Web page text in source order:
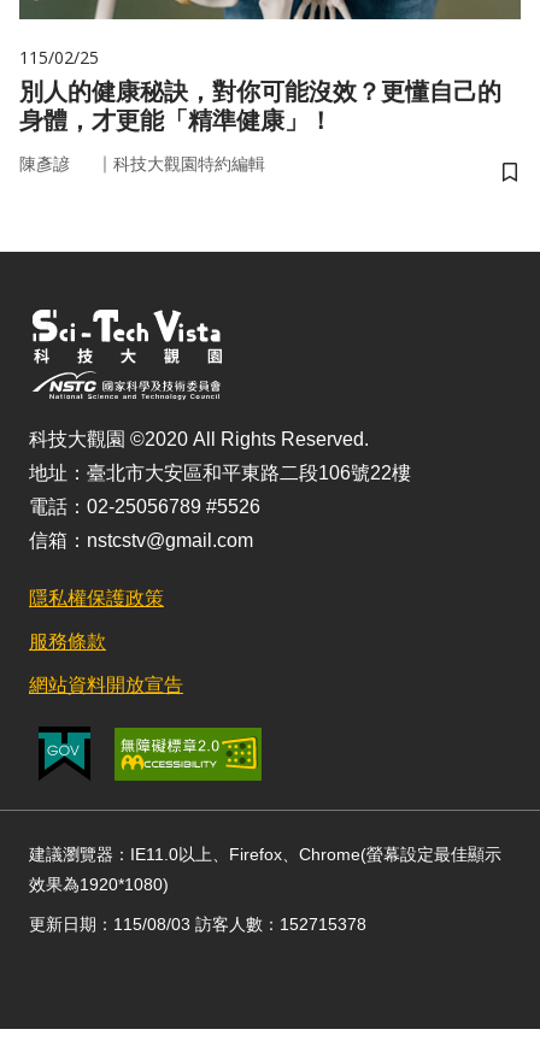
115/02/25
別人的健康秘訣，對你可能沒效？更懂自己的
身體，才更能「精準健康」！
陳彥諺 ｜ 科技大觀園特約編輯
儲
科技大觀園 ©2020 All Rights Reserved.
地址：臺北市大安區和平東路二段106號22樓
電話：02-25056789 #5526
信箱：nstcstv@gmail.com
隱私權保護政策
服務條款
網站資料開放宣告
建議瀏覽器：IE11.0以上、Firefox、Chrome(螢幕設定最佳顯示
效果為1920*1080)
更新日期：115/08/03 訪客人數：152715378